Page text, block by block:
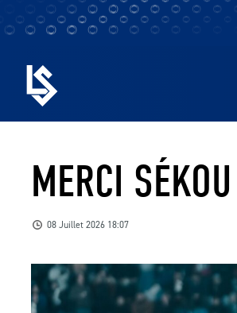
MERCI
08 Juillet 2026 18:07